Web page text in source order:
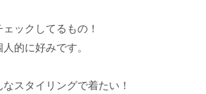
ックしてるもの！
的に好みです。
スタイリングで着たい！